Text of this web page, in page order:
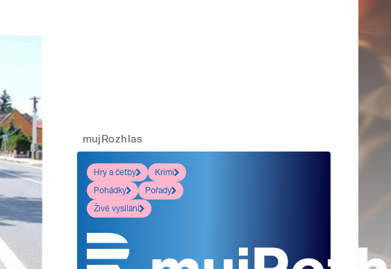
mujRozhlas
Hry a četby
Krimi
Pohádky
Pořady
Živé vysílání